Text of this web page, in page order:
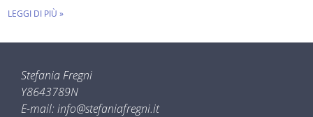
LEGGI DI PIÙ »
Stefania Fregni
Y8643789N
E-mail: info@stefaniafregni.it